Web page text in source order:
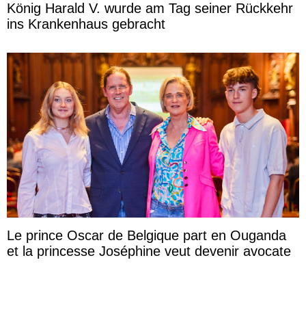
König Harald V. wurde am Tag seiner Rückkehr
ins Krankenhaus gebracht
Le prince Oscar de Belgique part en Ouganda
et la princesse Joséphine veut devenir avocate